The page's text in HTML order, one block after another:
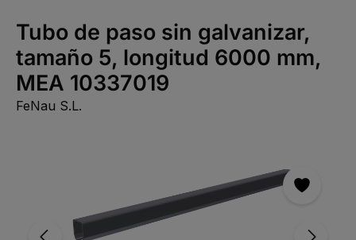
Tubo de paso sin galvanizar,
tamaño 5, longitud 6000 mm,
MEA 10337019
FeNau S.L.